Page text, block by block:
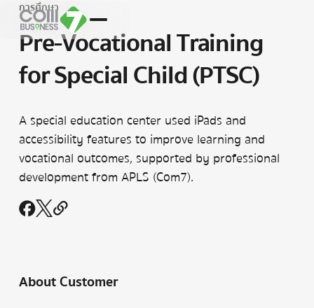
การศึกษา
Pre-Vocational Training
for Special Child (PTSC)
A special education center used iPads and
accessibility features to improve learning and
vocational outcomes, supported by professional
development from APLS (Com7).
About Customer